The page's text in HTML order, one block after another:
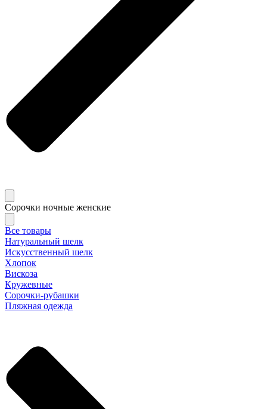
Сорочки ночные женские
Все товары
Натуральный шелк
Искусственный шелк
Хлопок
Вискоза
Кружевные
Сорочки-рубашки
Пляжная одежда